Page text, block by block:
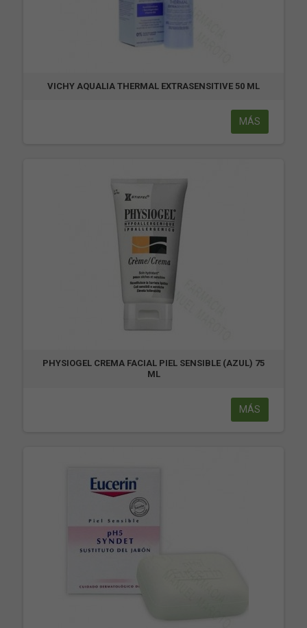
VICHY AQUALIA THERMAL EXTRASENSITIVE 50 ML
MÁS
PHYSIOGEL CREMA FACIAL PIEL SENSIBLE (AZUL) 75
ML
MÁS